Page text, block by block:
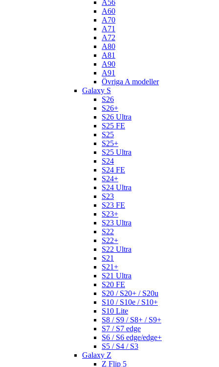
A56
A60
A70
A71
A72
A80
A81
A90
A91
Övriga A modeller
Galaxy S
S26
S26+
S26 Ultra
S25 FE
S25
S25+
S25 Ultra
S24
S24 FE
S24+
S24 Ultra
S23
S23 FE
S23+
S23 Ultra
S22
S22+
S22 Ultra
S21
S21+
S21 Ultra
S20 FE
S20 / S20+ / S20u
S10 / S10e / S10+
S10 Lite
S8 / S9 / S8+ / S9+
S7 / S7 edge
S6 / S6 edge/edge+
S5 / S4 / S3
Galaxy Z
Z Flip 5